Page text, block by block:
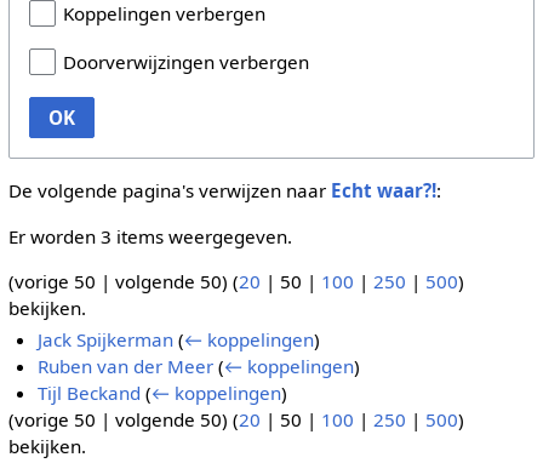
Koppelingen verbergen
Doorverwijzingen verbergen
OK
De volgende pagina's verwijzen naar Echt waar?!:
Er worden 3 items weergegeven.
(vorige 50 | volgende 50) (20 | 50 | 100 | 250 | 500)
bekijken.
Jack Spijkerman (← koppelingen)
Ruben van der Meer (← koppelingen)
Tijl Beckand (← koppelingen)
(vorige 50 | volgende 50) (20 | 50 | 100 | 250 | 500)
bekijken.